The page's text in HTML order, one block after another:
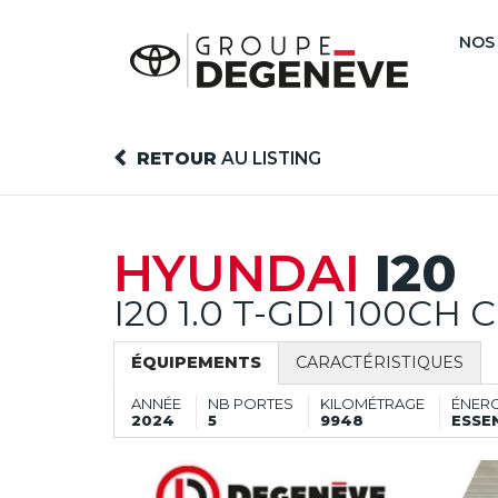
RETOUR AU LISTING
HYUNDAI I20
I20 1.0 T-GDI 100CH
ÉQUIPEMENTS CARACTÉRISTIQUES
ANNÉE
2024
NB PORTES
5
KILOMÉTRAGE
9948